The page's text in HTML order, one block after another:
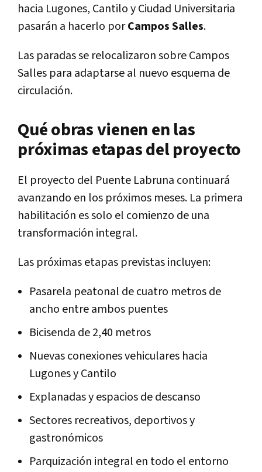
hacia Lugones, Cantilo y Ciudad Universitaria
pasarán a hacerlo porCampos Salles.
Las paradas se relocalizaron sobre Campos
Salles para adaptarse al nuevo esquema de
circulación.
Qué obras vienen en las
próximas etapas del proyecto
El proyecto del Puente Labruna continuará
avanzando en los próximos meses. La primera
habilitación es solo el comienzo de una
transformación integral.
Las próximas etapas previstas incluyen:
Pasarela peatonal de cuatro metros de
ancho entre ambos puentes
Bicisenda de 2,40 metros
Nuevas conexiones vehiculares hacia
Lugones y Cantilo
Explanadas y espacios de descanso
Sectores recreativos, deportivos y
gastronómicos
Parquización integral en todo el entorno